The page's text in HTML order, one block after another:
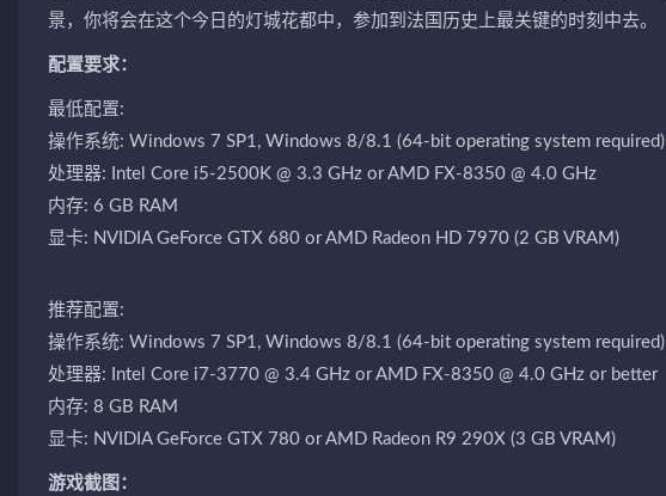
景，你将会在这个今日的灯城花都中，参加到法国历史上最关键的时刻中去。
配置要求：
最低配置:
操作系统: Windows 7 SP1, Windows 8/8.1 (64-bit operating system required)
处理器: Intel Core i5-2500K @ 3.3 GHz or AMD FX-8350 @ 4.0 GHz
内存: 6 GB RAM
显卡: NVIDIA GeForce GTX 680 or AMD Radeon HD 7970 (2 GB VRAM)
推荐配置:
操作系统: Windows 7 SP1, Windows 8/8.1 (64-bit operating system required)
处理器: Intel Core i7-3770 @ 3.4 GHz or AMD FX-8350 @ 4.0 GHz or better
内存: 8 GB RAM
显卡: NVIDIA GeForce GTX 780 or AMD Radeon R9 290X (3 GB VRAM)
游戏截图：